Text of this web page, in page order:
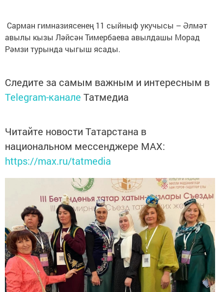
Сарман гимназиясенең 11 сыйныф укучысы – Әлмәт
авылы кызы Ләйсән Тимербаева авылдашы Морад
Рәмзи турында чыгыш ясады.
Следите за самым важным и интересным в
Telegram-канале Татмедиа
Читайте новости Татарстана в
национальном мессенджере MАХ:
https://max.ru/tatmedia